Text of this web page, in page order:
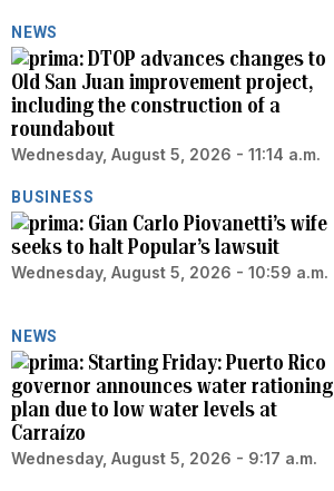
NEWS
DTOP advances changes to
Old San Juan improvement project,
including the construction of a
roundabout
Wednesday, August 5, 2026 - 11:14 a.m.
BUSINESS
Gian Carlo Piovanetti’s wife
seeks to halt Popular’s lawsuit
Wednesday, August 5, 2026 - 10:59 a.m.
NEWS
Starting Friday: Puerto Rico
governor announces water rationing
plan due to low water levels at
Carraízo
Wednesday, August 5, 2026 - 9:17 a.m.